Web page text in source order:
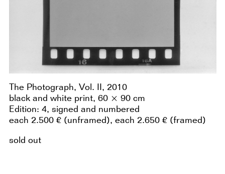
The Photograph, Vol. II, 2010
black and white print, 60 × 90 cm
Edition: 4, signed and numbered
each 2.500 € (unframed), each 2.650 € (framed)
sold out